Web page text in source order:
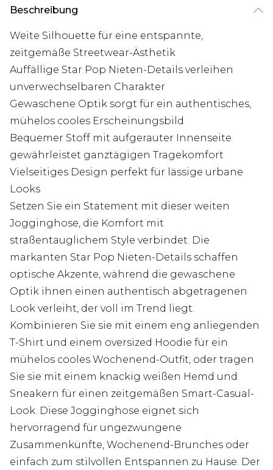
Beschreibung
Weite Silhouette für eine entspannte,
zeitgemäße Streetwear-Ästhetik
Auffällige Star Pop Nieten-Details verleihen
unverwechselbaren Charakter
Gewaschene Optik sorgt für ein authentisches,
mühelos cooles Erscheinungsbild
Bequemer Stoff mit aufgerauter Innenseite
gewährleistet ganztägigen Tragekomfort
Vielseitiges Design perfekt für lässige urbane
Looks
Setzen Sie ein Statement mit dieser weiten
Jogginghose, die Komfort mit
straßentauglichem Style verbindet. Die
markanten Star Pop Nieten-Details schaffen
optische Akzente, während die gewaschene
Optik ihnen einen authentisch abgetragenen
Look verleiht, der voll im Trend liegt.
Kombinieren Sie sie mit einem eng anliegenden
T-Shirt und einem oversized Hoodie für ein
mühelos cooles Wochenend-Outfit, oder tragen
Sie sie mit einem knackig weißen Hemd und
Sneakern für einen zeitgemäßen Smart-Casual-
Look. Diese Jogginghose eignet sich
hervorragend für ungezwungene
Zusammenkünfte, Wochenend-Brunches oder
einfach zum stilvollen Entspannen zu Hause. Der